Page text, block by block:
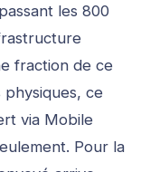
les 800
fraction de ce
ce
via Mobile
Pour la